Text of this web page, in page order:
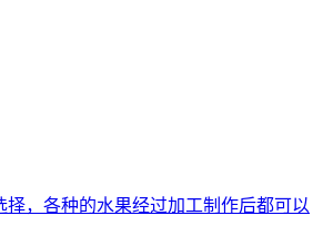
，各种的水果经过加工制作后都可以